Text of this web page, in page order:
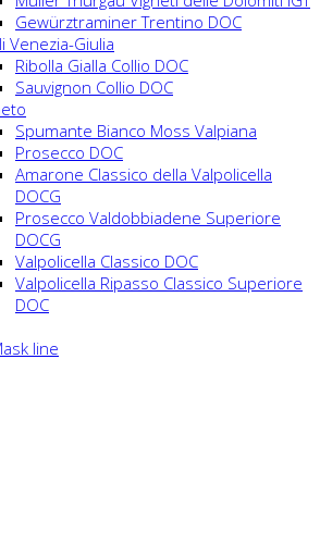
Gewürztraminer Trentino DOC
Venezia-Giulia
Ribolla Gialla Collio DOC
Sauvignon Collio DOC
Spumante Bianco Moss Valpiana
Prosecco DOC
Amarone Classico della Valpolicella
DOCG
Prosecco Valdobbiadene Superiore
DOCG
Valpolicella Classico DOC
Valpolicella Ripasso Classico Superiore
DOC
line